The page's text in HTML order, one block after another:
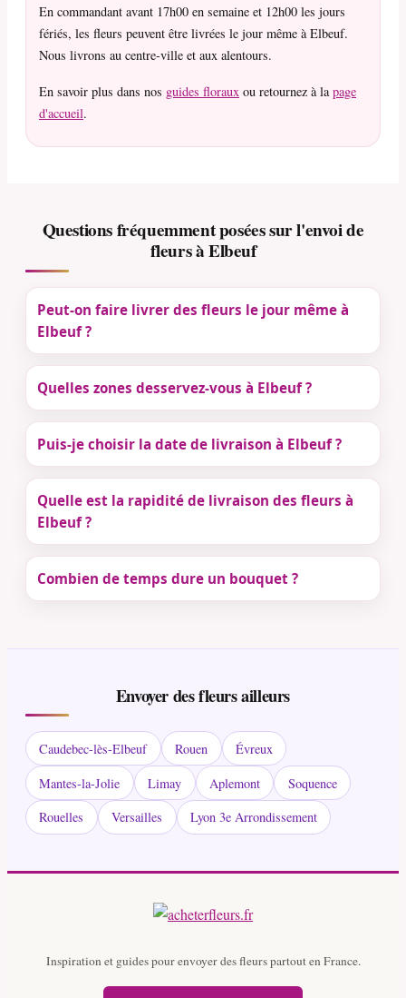
En commandant avant 17h00 en semaine et 12h00 les jours
fériés, les fleurs peuvent être livrées le jour même à Elbeuf.
Nous livrons au centre-ville et aux alentours.
En savoir plus dans nos guides floraux ou retournez à lapage
d'accueil.
Questions fréquemment posées sur l'envoi de
fleurs à Elbeuf
Peut-on faire livrer des fleurs le jour même à
Elbeuf ?
Quelles zones desservez-vous à Elbeuf ?
Puis-je choisir la date de livraison à Elbeuf ?
Quelle est la rapidité de livraison des fleurs à
Elbeuf ?
Combien de temps dure un bouquet ?
Envoyer des fleurs ailleurs
Caudebec-lès-Elbeuf Rouen
Évreux
Mantes-la-Jolie
Limay Aplemont
Soquence
Rouelles
Versailles Lyon 3e Arrondissement
Inspiration et guides pour envoyer des fleurs partout en France.